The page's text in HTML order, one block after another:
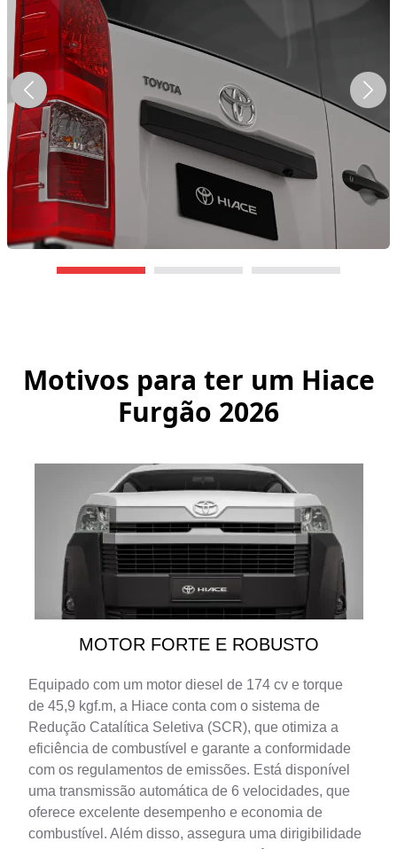
Motivos para ter um Hiace
Furgão 2026
MOTOR FORTE E ROBUSTO
Equipado com um motor diesel de 174 cv e torque
de 45,9 kgf.m, a Hiace conta com o sistema de
Redução Catalítica Seletiva (SCR), que otimiza a
eficiência de combustível e garante a conformidade
com os regulamentos de emissões. Está disponível
uma transmissão automática de 6 velocidades, que
oferece excelente desempenho e economia de
combustível. Além disso, assegura uma dirigibilidade